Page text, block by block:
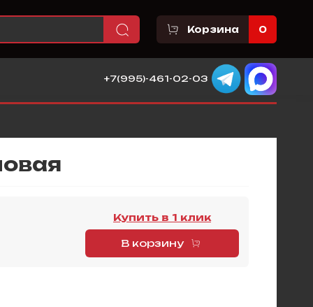
Корзина 0
+7(995)-461-02-03
Купить в 1 клик
В корзину